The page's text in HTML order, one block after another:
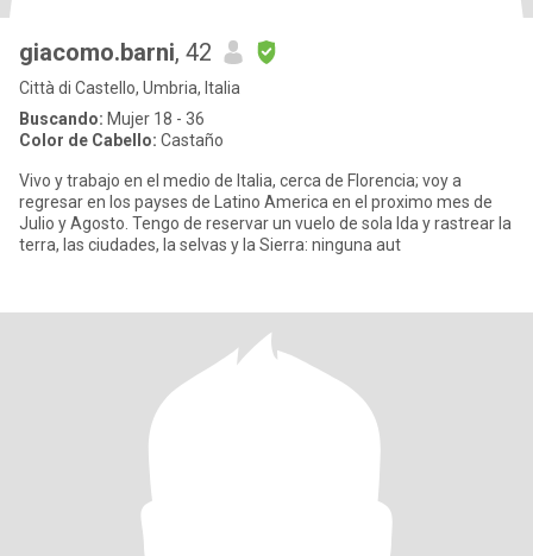
giacomo.barni, 42
Città di Castello, Umbria, Italia
Buscando: Mujer 18 - 36
Color de Cabello: Castaño
Vivo y trabajo en el medio de Italia, cerca de Florencia; voy a
regresar en los payses de Latino America en el proximo mes de
Julio y Agosto. Tengo de reservar un vuelo de sola Ida y rastrear la
terra, las ciudades, la selvas y la Sierra: ninguna aut